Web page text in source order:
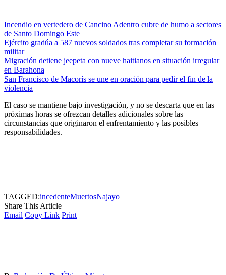
Incendio en vertedero de Cancino Adentro cubre de humo a sectores
de Santo Domingo Este
Ejército gradúa a 587 nuevos soldados tras completar su formación
militar
Migración detiene jeepeta con nueve haitianos en situación irregular
en Barahona
San Francisco de Macorís se une en oración para pedir el fin de la
violencia
El caso se mantiene bajo investigación, y no se descarta que en las
próximas horas se ofrezcan detalles adicionales sobre las
circunstancias que originaron el enfrentamiento y las posibles
responsabilidades.
TAGGED:incedenteMuertosNajayo
Share This Article
Email Copy Link Print